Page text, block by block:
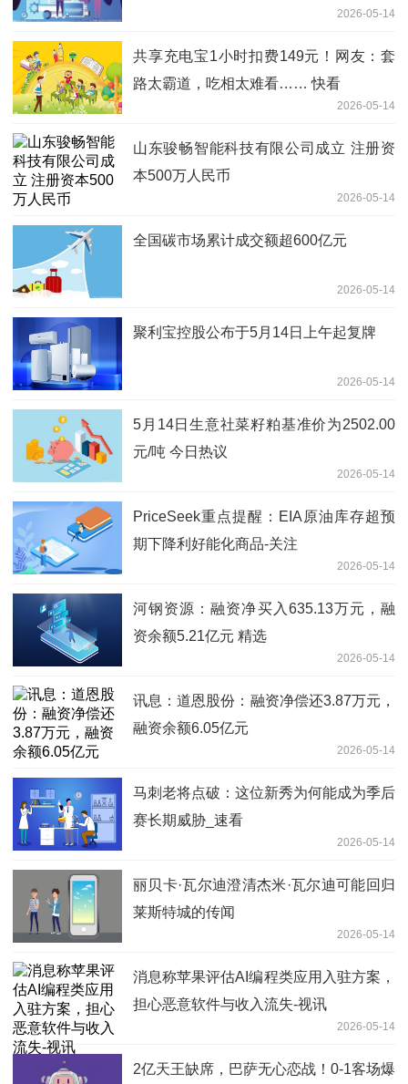
2026-05-14
共享充电宝1小时扣费149元！网友：套
路太霸道，吃相太难看…… 快看
2026-05-14
山东骏畅智能科技有限公司成立 注册资
本500万人民币
2026-05-14
全国碳市场累计成交额超600亿元
2026-05-14
聚利宝控股公布于5月14日上午起复牌
2026-05-14
5月14日生意社菜籽粕基准价为2502.00
元/吨 今日热议
2026-05-14
PriceSeek重点提醒：EIA原油库存超预
期下降利好能化商品-关注
2026-05-14
河钢资源：融资净买入635.13万元，融
资余额5.21亿元 精选
2026-05-14
讯息：道恩股份：融资净偿还3.87万元，
融资余额6.05亿元
2026-05-14
马刺老将点破：这位新秀为何能成为季后
赛长期威胁_速看
2026-05-14
丽贝卡·瓦尔迪澄清杰米·瓦尔迪可能回归
莱斯特城的传闻
2026-05-14
消息称苹果评估AI编程类应用入驻方案，
担心恶意软件与收入流失-视讯
2026-05-14
2亿天王缺席，巴萨无心恋战！0-1客场爆